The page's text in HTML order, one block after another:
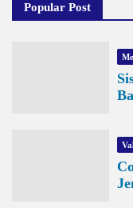
Popular Post